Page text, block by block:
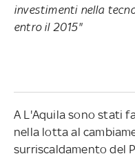
investimenti nella
entro il 2015"
A L'Aquila sono stati
nella lotta al
surriscaldamento del